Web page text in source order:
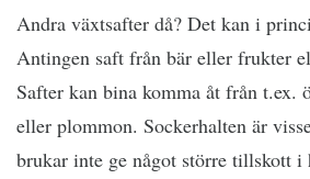
Andra växtsafter då? Det kan i
Antingen saft från bär eller frukter
Safter kan bina komma åt från t.ex.
eller plommon. Sockerhalten är
brukar inte ge något större tillskott i